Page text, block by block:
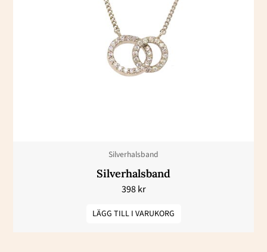
Silverhalsband
Silverhalsband
398kr
LÄGG TILL I VARUKORG